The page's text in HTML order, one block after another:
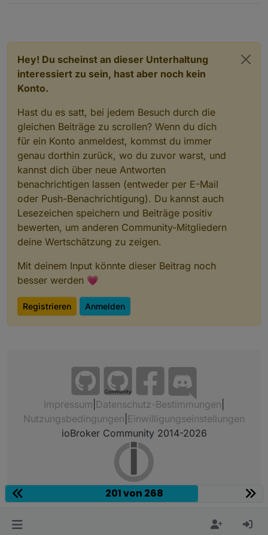
Hey! Du scheinst an dieser Unterhaltung
interessiert zu sein, hast aber noch kein
Konto.
Hast du es satt, bei jedem Besuch durch die
gleichen Beiträge zu scrollen? Wenn du dich
für ein Konto anmeldest, kommst du immer
genau dorthin zurück, wo du zuvor warst, und
kannst dich über neue Antworten
benachrichtigen lassen (entweder per E-Mail
oder Push-Benachrichtigung). Du kannst auch
Lesezeichen speichern und Beiträge positiv
bewerten, um anderen Community-Mitgliedern
deine Wertschätzung zu zeigen.
Mit deinem Input könnte dieser Beitrag noch
besser werden 💗
Registrieren Anmelden
Community
Impressum Datenschutz-Bestimmungen
Nutzungsbedingungen Einwilligungseinstellungen
ioBroker Community 2014-2026
201 von 268